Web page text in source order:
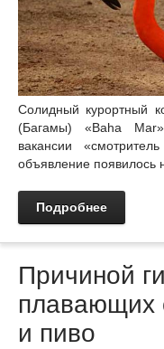
Солидный курортный
(Багамы) «Baha
вакансии
объявление появилось
Подробнее
Причиной
плавающих
и пиво